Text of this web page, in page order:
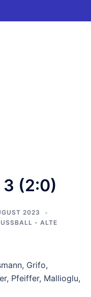
3 (2:0)
2023
- ALTE H
Grifo,
Pfeiffer, Mallioglu,